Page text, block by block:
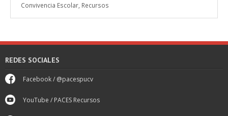
Convivencia Escolar Recursos
REDES SOCIALES
Facebook / @pacespucv
YouTube / PACES Recursos